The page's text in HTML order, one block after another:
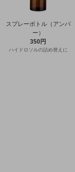
スプレーボトル（アンバ
ー）
350円
ハイドロソルの詰め替えに